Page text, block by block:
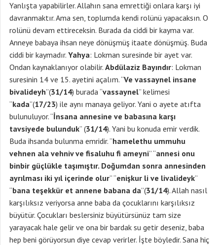
Yanlışta yapabilirler. Allahın sana emrettiği onlara karşı iyi
davranmaktır. Ama sen, toplumda kendi rolünü yapacaksın. O
rolünü devam ettireceksin. Burada da ciddi bir kayma var.
Anneye babaya ihsan neye dönüşmüş itaate dönüşmüş. Buda
ciddi bir kaymadır. Yahya: Lokman suresinde bir ayet var.
Ondan kaynaklanıyor olabilir. Abdülaziz Bayındır: Lokman
suresinin 14 ve 15. ayetini açalım. “Ve vassaynel insane
bivalideyh”(31/14) burada “vassaynel” kelimesi
“kada”(17/23) ile aynı manaya geliyor. Yani o ayete atıfta
bulunuluyor. “İnsana annesine ve babasına karşı
tavsiyede bulunduk” (31/14). Yani bu konuda emir verdik.
Buda ihsanda bulunma emridir. “hamelethu ummuhu
vehnen ala vehniv ve fisaluhu fi ameyni” “annesi onu
binbir güçlükle taşımıştır. Doğumdan sonra annesinden
ayrılması iki yıl içerinde olur” “enişkur li ve livalideyk”
“bana teşekkür et annene babana da”(31/14). Allah nasıl
karşılıksız veriyorsa anne baba da çocuklarını karşılıksız
büyütür. Çocukları beslersiniz büyütürsünüz tam size
yarayacak hale gelir ve ona bir bardak su getir deseniz, baba
hep beni görüyorsun diye cevap verirler. İşte böyledir. Sana hiç